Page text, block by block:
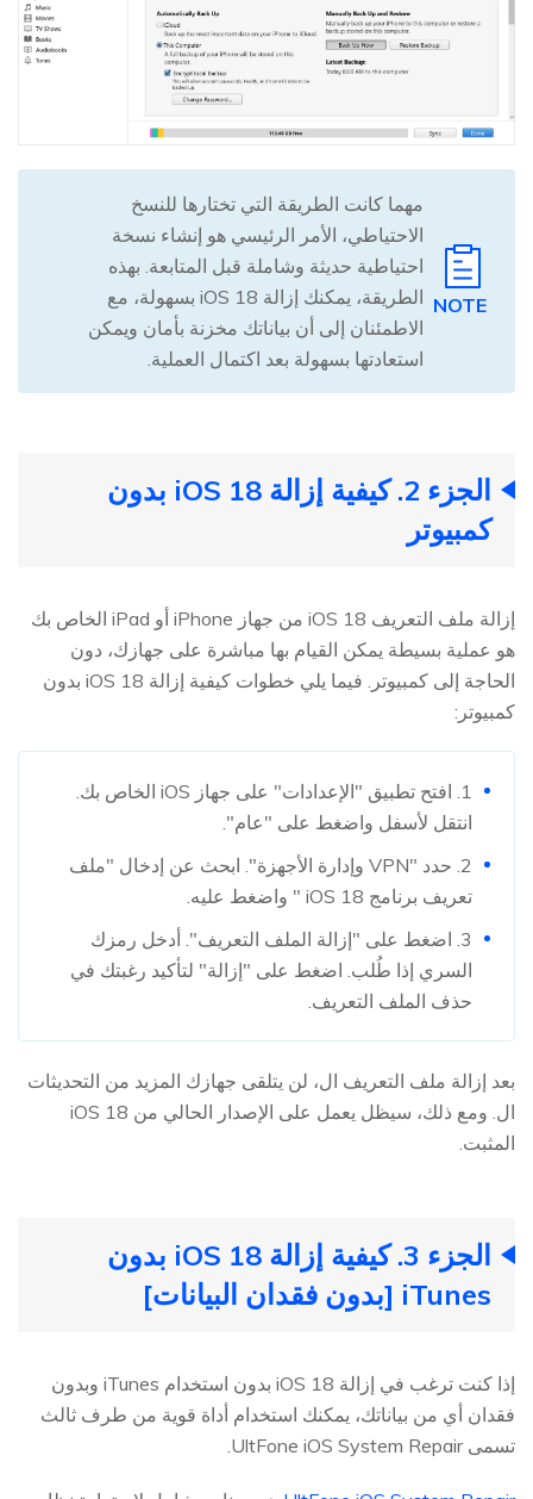
NOTE
مهما كانت الطريقة التي تختارها للنسخ
الاحتياطي، الأمر الرئيسي هو إنشاء نسخة
احتياطية حديثة وشاملة قبل المتابعة. بهذه
الطريقة، يمكنك إزالة iOS 18 بسهولة، مع
الاطمئنان إلى أن بياناتك مخزنة بأمان ويمكن
استعادتها بسهولة بعد اكتمال العملية.
الجزء 2. كيفية إزالة iOS 18 بدون
كمبيوتر
إزالة ملف التعريف iOS 18 من جهاز iPhone أو iPad الخاص بك
هو عملية بسيطة يمكن القيام بها مباشرة على جهازك، دون
الحاجة إلى كمبيوتر. فيما يلي خطوات كيفية إزالة iOS 18 بدون
كمبيوتر:
1. افتح تطبيق "الإعدادات" على جهاز iOS الخاص بك.
انتقل لأسفل واضغط على "عام".
2. حدد "VPN وإدارة الأجهزة". ابحث عن إدخال "ملف
تعريف برنامج iOS 18 " واضغط عليه.
3. اضغط على "إزالة الملف التعريف". أدخل رمزك
السري إذا طُلب. اضغط على "إزالة" لتأكيد رغبتك في
حذف الملف التعريف.
بعد إزالة ملف التعريف ال، لن يتلقى جهازك المزيد من التحديثات
ال. ومع ذلك، سيظل يعمل على الإصدار الحالي من iOS 18
المثبت.
الجزء 3. كيفية إزالة iOS 18 بدون
iTunes [بدون فقدان البيانات]
إذا كنت ترغب في إزالة iOS 18 بدون استخدام iTunes وبدون
فقدان أي من بياناتك، يمكنك استخدام أداة قوية من طرف ثالث
تسمى UltFone iOS System Repair.